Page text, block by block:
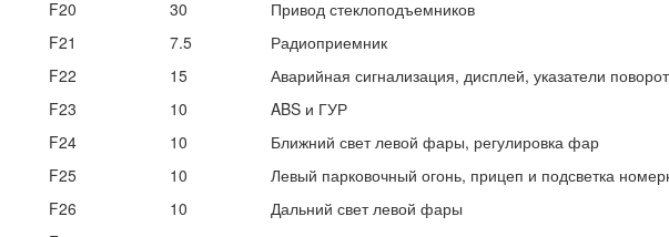
F20
30
Привод стеклоподъемников
F21
7.5
Радиоприемник
F22
15
Аварийная сигнализация, дисплей, указатели
F23
10
ABS и ГУР
F24
10
Ближний свет левой фары, регулировка фар
F25
10
Левый парковочный огонь, прицеп и подсветка
F26
10
Дальний свет левой фары